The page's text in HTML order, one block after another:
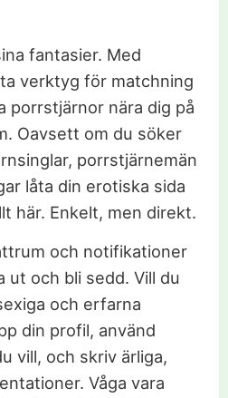
fantasier. Med
verktyg för matchning
porrstjärnor nära dig på
Oavsett om du söker
porrstjärnemän
låta din erotiska sida
här. Enkelt, men direkt.
och notifikationer
ut och bli sedd. Vill du
och erfarna
din profil, använd
vill, och skriv ärliga,
Våga vara